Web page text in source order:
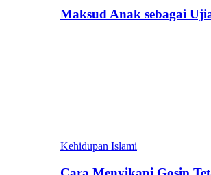
Maksud Anak sebagai
Kehidupan Islami